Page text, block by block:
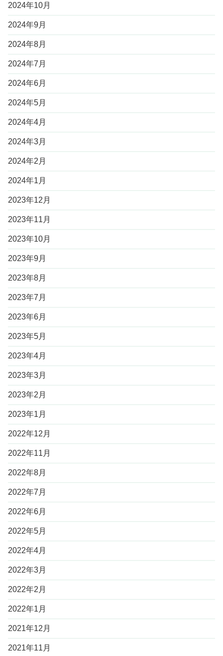
2024年10月
2024年9月
2024年8月
2024年7月
2024年6月
2024年5月
2024年4月
2024年3月
2024年2月
2024年1月
2023年12月
2023年11月
2023年10月
2023年9月
2023年8月
2023年7月
2023年6月
2023年5月
2023年4月
2023年3月
2023年2月
2023年1月
2022年12月
2022年11月
2022年8月
2022年7月
2022年6月
2022年5月
2022年4月
2022年3月
2022年2月
2022年1月
2021年12月
2021年11月